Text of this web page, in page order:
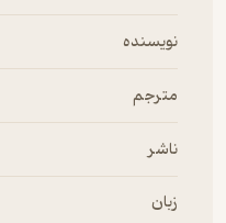
تامی و تاپنس دیگر پیر
تامی و تاپنس رازهای
نویسنده
مترجم
ناشر
زبان